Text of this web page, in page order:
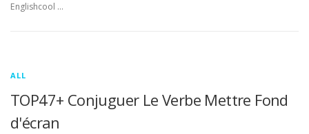
Englishcool …
ALL
TOP47+ Conjuguer Le Verbe Mettre Fond
d'écran